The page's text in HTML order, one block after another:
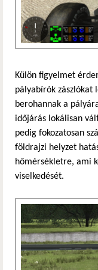
Külön figyelmet
pályabírók zászlókat
berohannak a
időjárás lokálisan
pedig fokozatosan
földrajzi helyzet
hőmérsékletre, ami
viselkedését.